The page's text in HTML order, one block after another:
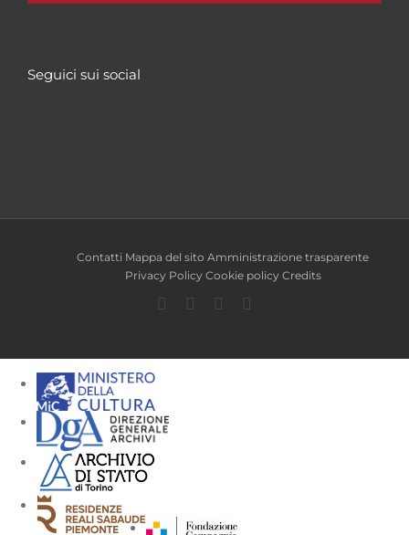
Seguici sui social
Contatti Mappa del sito Amministrazione trasparente
Privacy Policy Cookie policy Credits
Facebook
TwitterYouTube